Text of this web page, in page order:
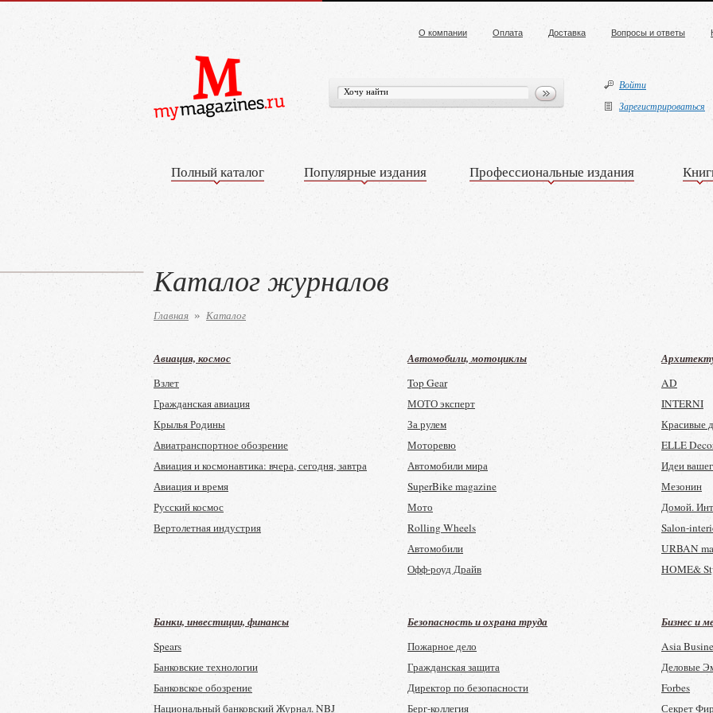
О компании Оплата Доставка Вопросы и ответы
Войти
Зарегистрироваться
Полный каталог Популярные издания Профессиональные издания
Каталог журналов
Главная » Каталог
Авиация, космос
Взлет
Гражданская авиация
Крылья Родины
Авиатранспортное обозрение
Авиация и космонавтика: вчера, сегодня, завтра
Авиация и время
Русский космос
Вертолетная индустрия
Автомобили, мотоциклы
Top Gear
МОТО эксперт
За рулем
Моторевю
Автомобили мира
SuperBike magazine
Мото
Rolling Wheels
Автомобили
Офф-роуд Драйв
Внедорожник
Авторевю
Мото Мания
Клуб 4х4
Автопанорама
AD
INTERNI
Красивые
ELLE
Идеи
Мезонин
Домой.
Salon-
URBAN
HOME&
Wallpaper
Зеленые
SPEECH
INTERNI
Банки, инвестиции, финансы
Spears
Банковские технологии
Банковское обозрение
Национальный банковский Журнал. NBJ
Безопасность и охрана труда
Пожарное дело
Гражданская защита
Директор по безопасности
Берг-коллегия
Бизнес и
Asia
Деловые
Forbes
Секрет